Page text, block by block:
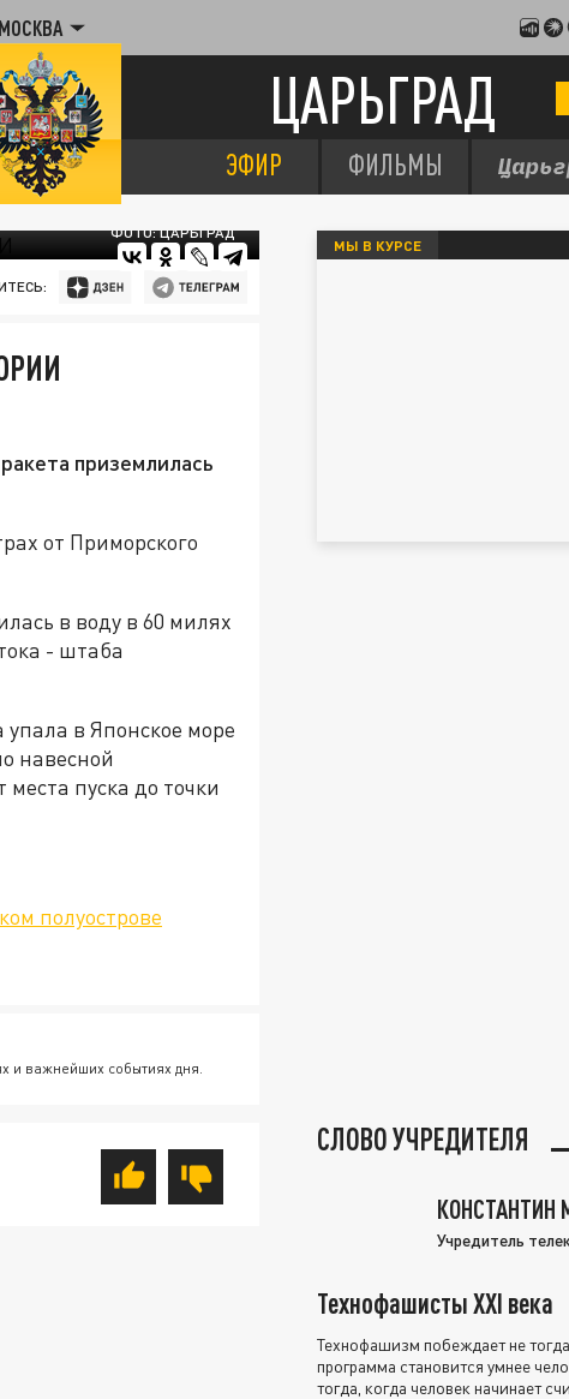
МОСКВА
ЦАРЬГРАД
ЭФИР ФИЛЬМЫ
ФОТО: ЦАРЬГРАД
приземлилась
от Приморского
в воду в 60 милях
- штаба
в Японское море
навесной
пуска до точки
полуострове
и важнейших событиях дня.
МЫ В КУРСЕ
СЛОВО УЧРЕДИТЕЛЯ
КОНСТАНТИН
Учредитель
Технофашисты XXI века
Технофашизм побеждает не
программа становится умнее
тогда, когда человек начинает